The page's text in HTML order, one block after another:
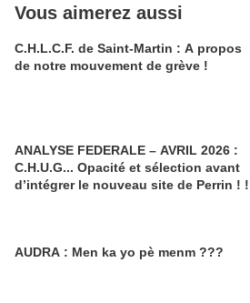
Vous aimerez aussi
C.H.L.C.F. de Saint-Martin : A propos
de notre mouvement de grève !
ANALYSE FEDERALE – AVRIL 2026 :
C.H.U.G... Opacité et sélection avant
d’intégrer le nouveau site de Perrin ! !
AUDRA : Men ka yo pè menm ???